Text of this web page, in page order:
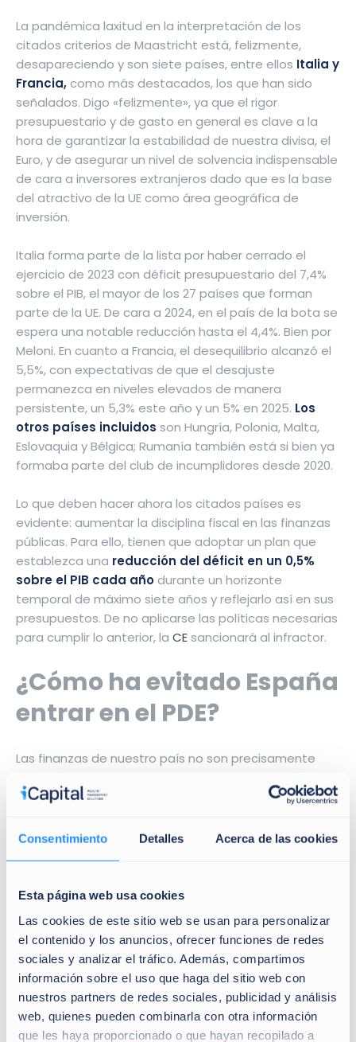
Consentimiento Detalles Acerca de las cookies
Esta página web usa cookies
Las cookies de este sitio web se usan para personalizar
el contenido y los anuncios, ofrecer funciones de redes
sociales y analizar el tráfico. Además, compartimos
información sobre el uso que haga del sitio web con
nuestros partners de redes sociales, publicidad y análisis
web, quienes pueden combinarla con otra información
que les haya proporcionado o que hayan recopilado a
La pandémica laxitud en la interpretación de los
citados criterios de Maastricht está, felizmente,
desapareciendo y son siete países, entre ellos Italia y
Francia,como más destacados, los que han sido
señalados. Digo «felizmente», ya que el rigor
presupuestario y de gasto en general es clave a la
hora de garantizar la estabilidad de nuestra divisa, el
Euro, y de asegurar un nivel de solvencia indispensable
de cara a inversores extranjeros dado que es la base
del atractivo de la UE como área geográfica de
inversión.
Italia forma parte de la lista por haber cerrado el
ejercicio de 2023 con déficit presupuestario del 7,4%
sobre el PIB, el mayor de los 27 países que forman
parte de la UE. De cara a 2024, en el país de la bota se
espera una notable reducción hasta el 4,4%. Bien por
Meloni. En cuanto a Francia, el desequilibrio alcanzó el
5,5%, con expectativas de que el desajuste
permanezca en niveles elevados de manera
persistente, un 5,3% este año y un 5% en 2025. Los
otros países incluidos son Hungría, Polonia, Malta,
Eslovaquia y Bélgica; Rumanía también está si bien ya
formaba parte del club de incumplidores desde 2020.
Lo que deben hacer ahora los citados países es
evidente: aumentar la disciplina fiscal en las finanzas
públicas. Para ello, tienen que adoptar un plan que
establezca una reducción del déficit en un 0,5%
sobre el PIB cada añodurante un horizonte
temporal de máximo siete años y reflejarlo así en sus
presupuestos. De no aplicarse las políticas necesarias
para cumplir lo anterior, la CE sancionará al infractor.
¿Cómo ha evitado España
entrar en el PDE?
Las finanzas de nuestro país no son precisamente
de gasto superfluo y mal distribuido por su nula
el actual ejercicio
no tenemos presupuestos
(los del año precedente han sido prorrogados,
agranda el deficiente funcionamiento de algunas
administraciones públicas, tiene como lectura
positiva que facilita la reducción del déficit con más
velocidad ya que los impuestos suelen ser
permanentes, mientras que los gastos quedan
congelados.